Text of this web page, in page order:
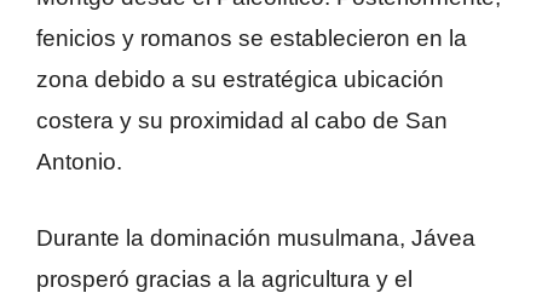
fenicios y romanos se establecieron en la
zona debido a su estratégica ubicación
costera y su proximidad al cabo de San
Antonio.
Durante la dominación musulmana, Jávea
prosperó gracias a la agricultura y el